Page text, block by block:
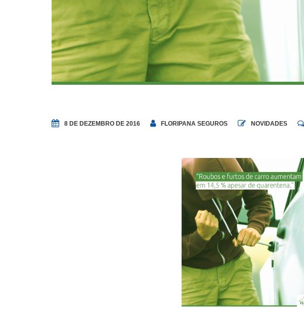
8 DE DEZEMBRO DE 2016 FLORIPANA SEGUROS NOVIDADES